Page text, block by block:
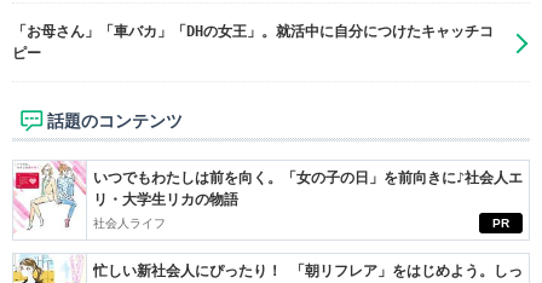
「お母さん」「車バカ」「DHの女王」。就活中に自分につけたキャッチコ
ピー
話題のコンテンツ
PR
いつでもわたしは前を向く。「女の子の日」を前向きに♪社会人エ
リ・大学生リカの物語
社会人ライフ
忙しい新社会人にぴったり！ 「朝リフレア」をはじめよう。しっ